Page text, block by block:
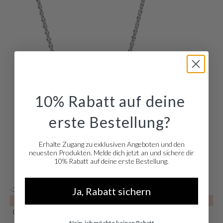
-35%
10% Rabatt auf deine
erste Bestellung?
Erhalte Zugang zu exklusiven Angeboten und den
neuesten Produkten. Melde dich jetzt an und sichere dir
10% Rabatt auf deine erste Bestellung.
Ja, Rabatt sichern